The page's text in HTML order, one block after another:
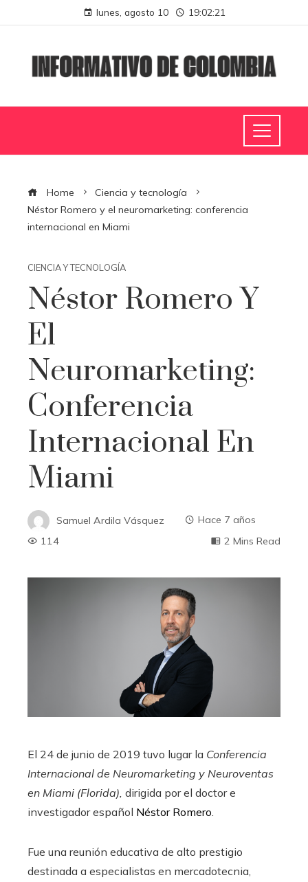
lunes, agosto 10 19:02:22
Home
Ciencia y tecnología
Néstor Romero y el neuromarketing: conferencia
internacional en Miami
CIENCIA Y TECNOLOGÍA
Néstor Romero Y
El
Neuromarketing:
Conferencia
Internacional En
Miami
Samuel Ardila Vásquez
Hace 7 años
114
2 Mins Read
El 24 de junio de 2019 tuvo lugar la Conferencia
Internacional de Neuromarketing y Neuroventas
en Miami (Florida), dirigida por el doctor e
investigador español Néstor Romero
Fue una reunión educativa de alto prestigio
destinada a especialistas en mercadotecnia,